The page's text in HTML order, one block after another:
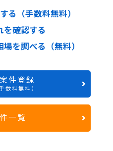
る（手数料無料）
を確認する
を調べる（無料）
件登録
数料無料）
一覧